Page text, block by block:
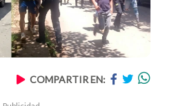
COMPARTIR EN: